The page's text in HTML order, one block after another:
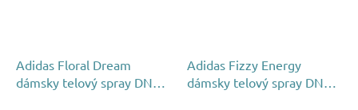
Adidas Floral Dream
dámsky telový spray DNS
Adidas Fizzy Energy
dámsky telový spray DNS